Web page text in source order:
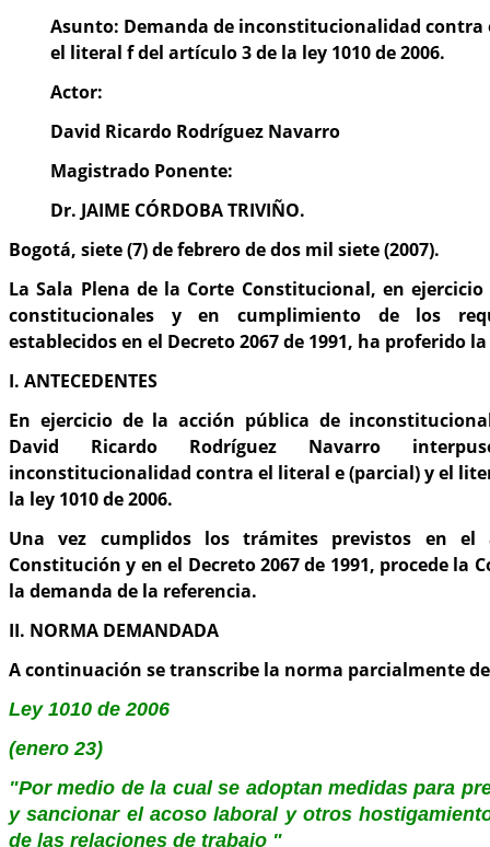
Asunto: Demanda de inconstitucionalidad contra
el literal f del artículo 3 de la ley 1010 de 2006.
Actor:
David Ricardo Rodríguez Navarro
Magistrado Ponente:
Dr. JAIME CÓRDOBA TRIVIÑO.
Bogotá, siete (7) de febrero de dos mil siete (2007).
La Sala Plena de la Corte Constitucional, en
constitucionales y en cumplimiento de los
establecidos en el Decreto 2067 de 1991, ha proferido
I. ANTECEDENTES
En ejercicio de la acción pública de
David Ricardo Rodríguez Navarro
inconstitucionalidad contra el literal e (parcial) y el
la ley 1010 de 2006.
Una vez cumplidos los trámites previstos en
Constitución y en el Decreto 2067 de 1991, procede la
la demanda de la referencia.
II. NORMA DEMANDADA
A continuación se transcribe la norma parcialmente
Ley 1010 de 2006
(enero 23)
"Por medio de la cual se adoptan medidas para
y sancionar el acoso laboral y otros
de las relaciones de trabajo "